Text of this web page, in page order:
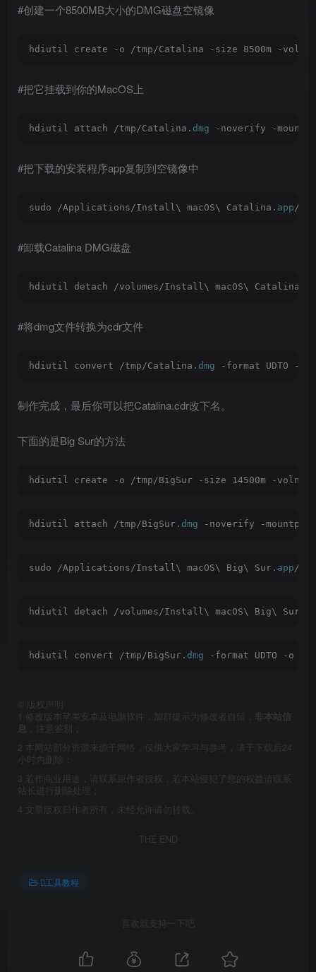
#创建一个8500MB大小的DMG磁盘空镜像
hdiutil create -o /tmp/Catalina -size 8500m -
#把它挂载到你的MacOS上
hdiutil attach /tmp/Catalina. dmg -noverify -
#把下载的安装程序app复制到空镜像中
sudo /Applications/Install\ macOS\ Catalina. app /
#卸载Catalina DMG磁盘
hdiutil detach /volumes/Install\ macOS\ Catalina
#将dmg文件转换为cdr文件
hdiutil convert /tmp/Catalina. dmg -format UDTO -o
制作完成，最后你可以把Catalina.cdr改下名。
下面的是Big Sur的方法
hdiutil create -o /tmp/BigSur -size 14500m -
hdiutil attach /tmp/BigSur. dmg -noverify -
sudo /Applications/Install\ macOS\ Big\ Sur. app /
hdiutil detach /volumes/Install\ macOS\ Big\ Sur
hdiutil convert /tmp/BigSur. dmg -format UDTO -o ~/
版权声明
1
修改版本苹果安卓及电脑软件，加群提示为修改者自留，
非本站信
息 ，注意鉴别；
2 本网站部分资源来源于网络，仅供大家学习与参考，请于下载后24
小时内删除；
3 若作商业用途，请联系原作者授权，若本站侵犯了您的权益请联系
站长进行删除处理；
4 文章版权归作者所有，未经允许请勿转载。
THE END
工具教程
喜欢就支持一下吧